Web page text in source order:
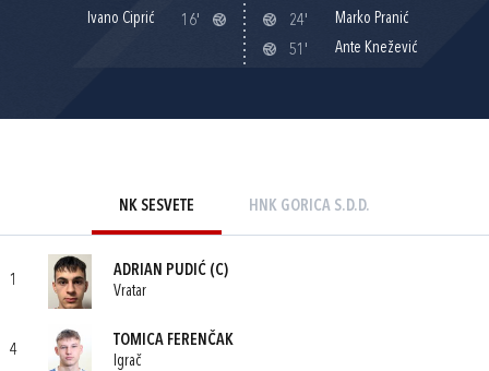
Ivano Ciprić 16' 24'
Marko Pranić
51'
Ante Knežević
NK SESVETE HNK GORICA S.D.D.
1
ADRIAN PUDIĆ (C)
Vratar
4
TOMICA FERENČAK
Igrač